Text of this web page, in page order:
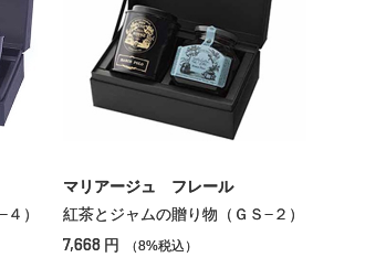
）
マリアージュ フレール
紅茶とジャムの贈り物（ＧＳ−２）
7,668 円 （8%税込）